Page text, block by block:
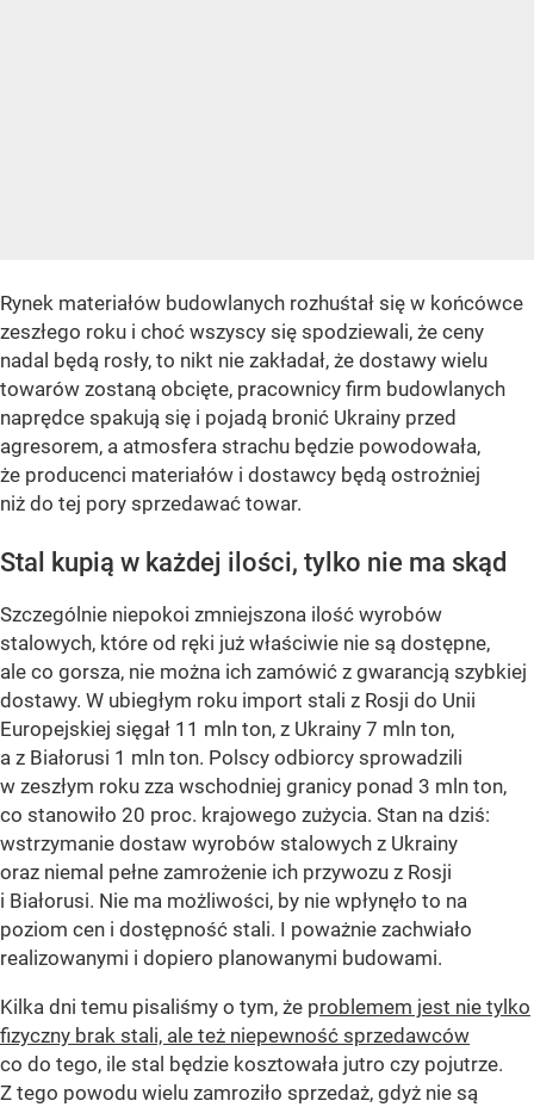
Rynek materiałów budowlanych rozhuśtał się w końcówce
zeszłego roku i choć wszyscy się spodziewali, że ceny
nadal będą rosły, to nikt nie zakładał, że dostawy wielu
towarów zostaną obcięte, pracownicy firm budowlanych
naprędce spakują się i pojadą bronić Ukrainy przed
agresorem, a atmosfera strachu będzie powodowała,
że producenci materiałów i dostawcy będą ostrożniej
niż do tej pory sprzedawać towar.
Stal kupią w każdej ilości, tylko nie ma skąd
Szczególnie niepokoi zmniejszona ilość wyrobów
stalowych, które od ręki już właściwie nie są dostępne,
ale co gorsza, nie można ich zamówić z gwarancją szybkiej
dostawy. W ubiegłym roku import stali z Rosji do Unii
Europejskiej sięgał 11 mln ton, z Ukrainy 7 mln ton,
a z Białorusi 1 mln ton. Polscy odbiorcy sprowadzili
w zeszłym roku zza wschodniej granicy ponad 3 mln ton,
co stanowiło 20 proc. krajowego zużycia. Stan na dziś:
wstrzymanie dostaw wyrobów stalowych z Ukrainy
oraz niemal pełne zamrożenie ich przywozu z Rosji
i Białorusi. Nie ma możliwości, by nie wpłynęło to na
poziom cen i dostępność stali. I poważnie zachwiało
realizowanymi i dopiero planowanymi budowami.
Kilka dni temu pisaliśmy o tym, że problemem jest nie tylko
fizyczny brak stali, ale też niepewność sprzedawców
co do tego, ile stal będzie kosztowała jutro czy pojutrze.
Z tego powodu wielu zamroziło sprzedaż, gdyż nie są